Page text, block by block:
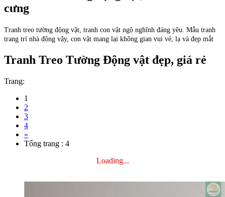
cưng
Tranh treo tường động vật, tranh con vật ngộ nghĩnh đáng yêu. Mẫu tranh
trang trí nhà động vậy, con vật mang lại không gian vui vẻ, lạ và đẹp mắt
Tranh Treo Tường Động vật đẹp, giá rẻ
Trang:
1
2
3
4
»
Tổng trang : 4
Loading...